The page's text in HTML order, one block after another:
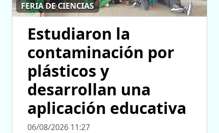
FERIA DE CIENCIAS
Estudiaron la
contaminación por
plásticos y
desarrollan una
aplicación educativa
06/08/2026 11:27